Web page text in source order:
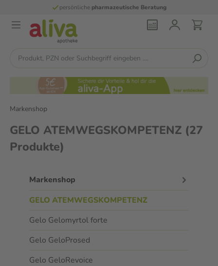
persönliche pharmazeutische Beratung
Markenshop
GELO ATEMWEGSKOMPETENZ (27
Produkte)
Markenshop
GELO ATEMWEGSKOMPETENZ
Gelo Gelomyrtol forte
Gelo GeloProsed
Gelo GeloRevoice